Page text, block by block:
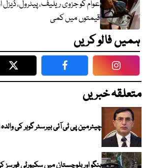
عوام کو جزوی ریلیف، پیٹرول،
قیمتوں میں کمی
ہمیں فالو کریں
Twitter Facebook
متعلقہ خبریں
چیئرمین پی ٹی آئی بیرسٹر گوہر کی
ہنگو اور بلوچستان میں سکیورٹی فورسز